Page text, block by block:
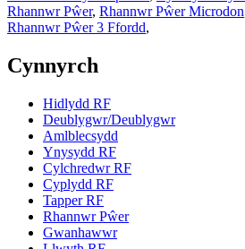
Rhannwr Pŵer, Rhannwr Pŵer Microdon
Rhannwr Pŵer 3 Ffordd,
Cynnyrch
Hidlydd RF
Deublygwr/Deublygwr
Amlblecsydd
Ynysydd RF
Cylchredwr RF
Cyplydd RF
Tapper RF
Rhannwr Pŵer
Gwanhawwr